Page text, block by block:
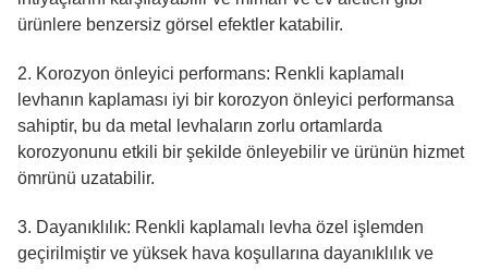
ürünlere benzersiz görsel efektler katabilir.
2. Korozyon önleyici performans: Renkli kaplamalı
levhanın kaplaması iyi bir korozyon önleyici performansa
sahiptir, bu da metal levhaların zorlu ortamlarda
korozyonunu etkili bir şekilde önleyebilir ve ürünün hizmet
ömrünü uzatabilir.
3. Dayanıklılık: Renkli kaplamalı levha özel işlemden
geçirilmiştir ve yüksek hava koşullarına dayanıklılık ve